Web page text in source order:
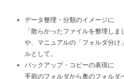
データ整理・分類のイメージに
「散らかったファイルを整理し
や、マニュアルの「フォルダ分け
ルとして。
バックアップ・コピーの表現に
手前のフォルダから奥のフォルダ